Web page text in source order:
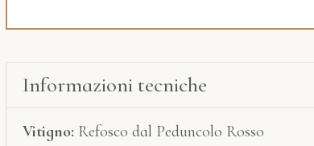
Informazioni tecniche
Vitigno: Refosco dal Peduncolo Rosso